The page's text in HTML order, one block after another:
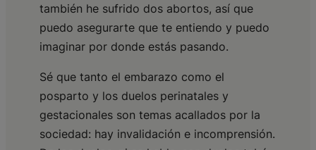
también he sufrido dos abortos, así que
puedo asegurarte que te entiendo y puedo
imaginar por donde estás pasando.
Sé que tanto el embarazo como el
posparto y los duelos perinatales y
gestacionales son temas acallados por la
sociedad: hay invalidación e incomprensión.